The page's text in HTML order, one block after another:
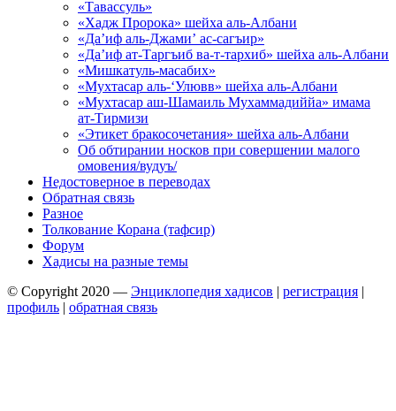
«Тавассуль»
«Хадж Пророка» шейха аль-Албани
«Да’иф аль-Джами’ ас-сагъир»
«Да’иф ат-Таргъиб ва-т-тархиб» шейха аль-Албани
«Мишкатуль-масабих»
«Мухтасар аль-‘Улювв» шейха аль-Албани
«Мухтасар аш-Шамаиль Мухаммадиййа» имама
ат-Тирмизи
«Этикет бракосочетания» шейха аль-Албани
Об обтирании носков при совершении малого
омовения/вудуъ/
Недостоверное в переводах
Обратная связь
Разное
Толкование Корана (тафсир)
Форум
Хадисы на разные темы
© Copyright 2020 — Энциклопедия хадисов | регистрация |
профиль | обратная связь